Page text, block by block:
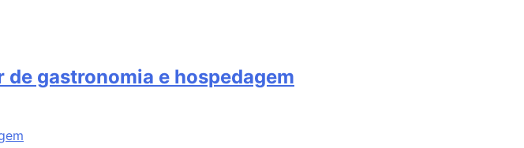
gastronomia e hospedagem